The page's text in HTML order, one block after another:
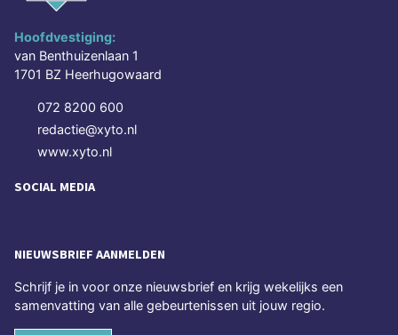
Hoofdvestiging:
van Benthuizenlaan 1
1701 BZ Heerhugowaard
072 8200 600
redactie@xyto.nl
www.xyto.nl
SOCIAL MEDIA
NIEUWSBRIEF AANMELDEN
Schrijf je in voor onze nieuwsbrief en krijg wekelijks een
samenvatting van alle gebeurtenissen uit jouw regio.